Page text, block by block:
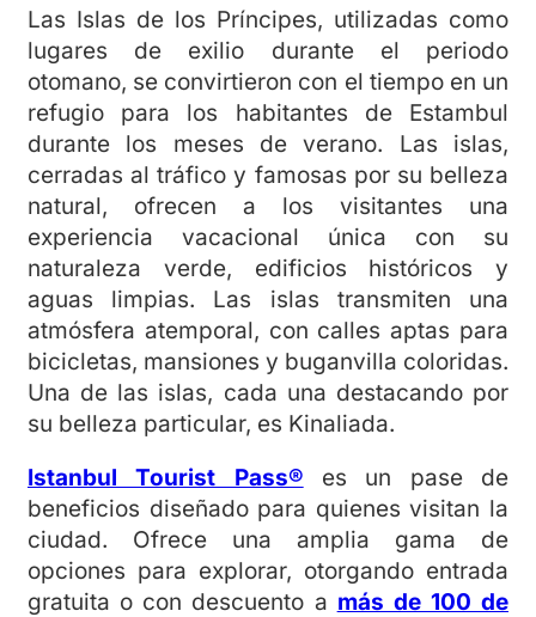
Las Islas de los Príncipes, utilizadas como
lugares de exilio durante el periodo
otomano, se convirtieron con el tiempo en un
refugio para los habitantes de Estambul
durante los meses de verano. Las islas,
cerradas al tráfico y famosas por su belleza
natural, ofrecen a los visitantes una
experiencia vacacional única con su
naturaleza verde, edificios históricos y
aguas limpias. Las islas transmiten una
atmósfera atemporal, con calles aptas para
bicicletas, mansiones y buganvilla coloridas.
Una de las islas, cada una destacando por
su belleza particular, es Kinaliada.
Istanbul Tourist Pass® es un pase de
beneficios diseñado para quienes visitan la
ciudad. Ofrece una amplia gama de
opciones para explorar, otorgando entrada
gratuita o con descuento a más de 100 de